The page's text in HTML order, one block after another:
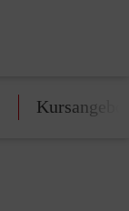
Kursangebot